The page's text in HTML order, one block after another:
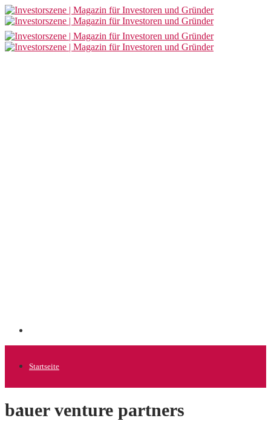
Startseite
Allgemein
bauer venture partners